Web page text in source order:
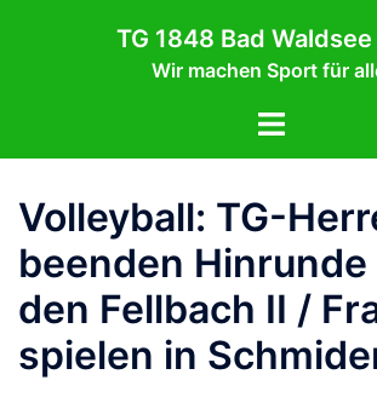
TG 1848 Bad Waldsee
Wir machen Sport für
Menü
Volleyball: TG-
beenden Hinrunde
den Fellbach II /
spielen in